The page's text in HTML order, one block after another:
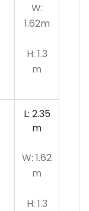
W:
1.62m
H: 1.3
m
L: 2.35
m
W: 1.62
m
H: 1.3